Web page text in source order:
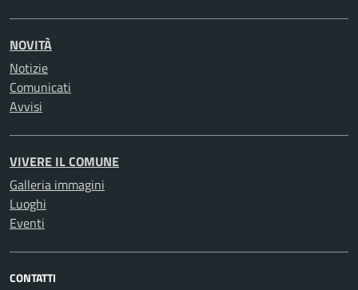
NOVITÀ
Notizie
Comunicati
Avvisi
VIVERE IL COMUNE
Galleria immagini
Luoghi
Eventi
CONTATTI